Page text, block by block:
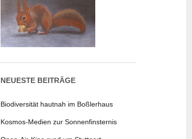
NEUESTE BEITRÄGE
Biodiversität hautnah im Boßlerhaus
Kosmos-Medien zur Sonnenfinsternis